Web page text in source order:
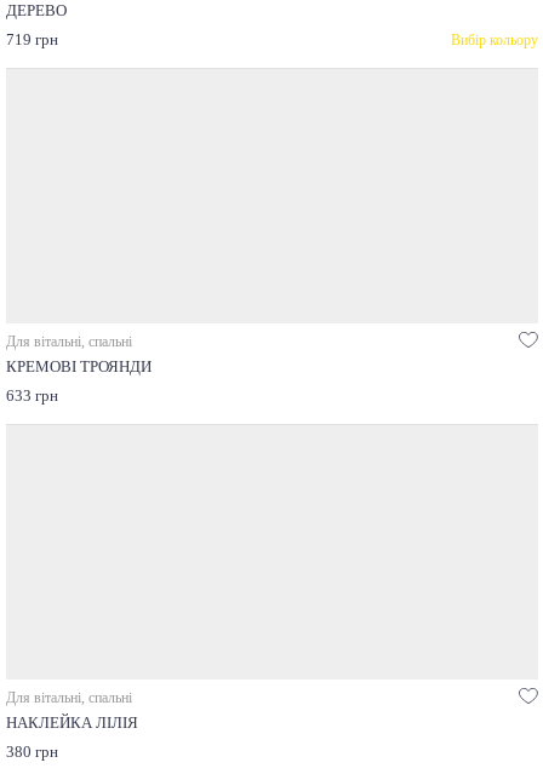
ДЕРЕВО
719 грн
Вибір кольору
Для вітальні, спальні
КРЕМОВІ ТРОЯНДИ
633 грн
Для вітальні, спальні
НАКЛЕЙКА ЛІЛІЯ
380 грн